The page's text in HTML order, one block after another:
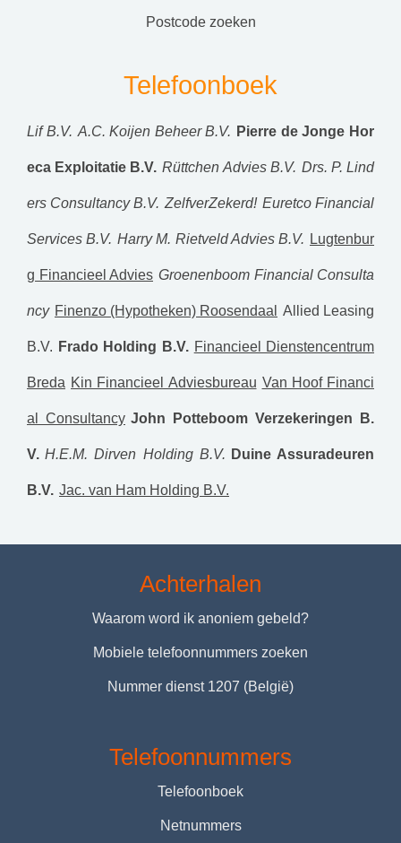
postcode zoeken
Telefoonboek
Lif B.V. A.C. Koijen Beheer B.V. Pierre de Jonge Hor
eca Exploitatie B.V. Rüttchen Advies B.V. Drs. P. Lind
ers Consultancy B.V. ZelfverZekerd! Euretco Financial
Services B.V. Harry M. Rietveld Advies B.V. Lugtenbur
g Financieel Advies Groenenboom Financial Consulta
ncy Finenzo (Hypotheken) Roosendaal Allied Leasing
B.V. Frado Holding B.V. Financieel Dienstencentrum
Breda Kin Financieel Adviesbureau Van Hoof Financi
al Consultancy John Potteboom Verzekeringen B.
V. H.E.M. Dirven Holding B.V. Duine Assuradeuren
B.V. Jac. van Ham Holding B.V.
Achterhalen
Waarom word ik anoniem gebeld?
Mobiele telefoonnummers zoeken
Nummer dienst 1207 (België)
Telefoonnummers
Telefoonboek
Netnummers